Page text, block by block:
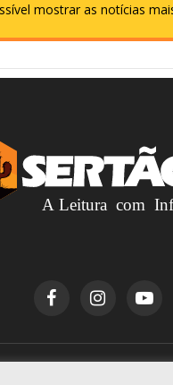
mostrar as notícias